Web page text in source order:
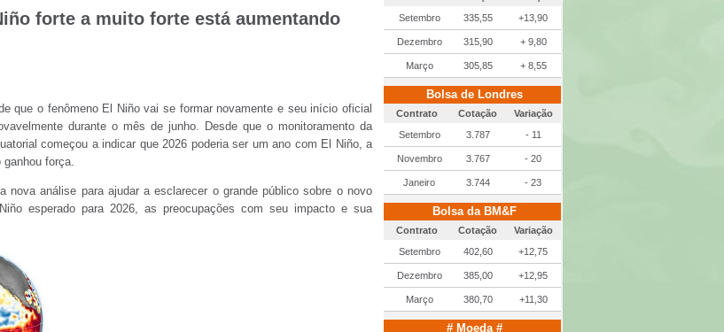
forte a muito forte está aumentando
que o fenômeno El Niño vai se formar novamente e seu início oficial
durante o mês de junho. Desde que o monitoramento da
começou a indicar que 2026 poderia ser um ano com El Niño, a
força.
nova análise para ajudar a esclarecer o grande público sobre o novo
esperado para 2026, as preocupações com seu impacto e sua
Setembro
335,55 +13,90
Dezembro 315,90 + 9,80
Março 305,85 + 8,55
Bolsa de Londres
Contrato Cotação
Variação
Setembro
3.787 - 11
Novembro 3.767 - 20
Janeiro 3.744 - 23
Bolsa da BM&F
Contrato Cotação
Variação
Setembro
402,60 +12,75
Dezembro 385,00 +12,95
Março 380,70 +11,30
# Moeda #